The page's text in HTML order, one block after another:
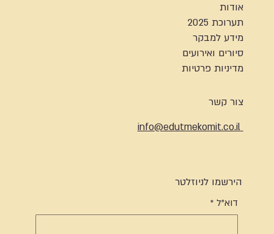
אודות
תערוכת 2025
מידע למבקר
סיורים ואירועים
מדיניות פרטיות
צור קשר
info@edutmekomit.co.il
הירשמו לניוזלטר
דוא"ל *